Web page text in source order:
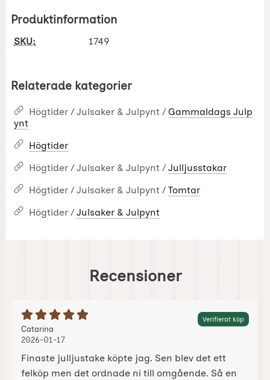
Produktinformation
SKU: 1749
Relaterade kategorier
Högtider / Julsaker & Julpynt / Gammaldags Julp
ynt
Högtider
Högtider / Julsaker & Julpynt / Julljusstakar
Högtider / Julsaker & Julpynt / Tomtar
Högtider / Julsaker & Julpynt
Recensioner
Betyg: 5 Stjärnor av 5 Verifierat köp
Recension av:
Catarina
2026-01-17
Finaste julljustake köpte jag. Sen blev det ett
felköp men det ordnade ni till omgående. Så en